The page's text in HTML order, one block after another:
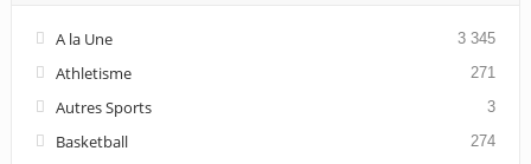
A la Une 3 345
Athletisme 271
Autres Sports 3
Basketball 274